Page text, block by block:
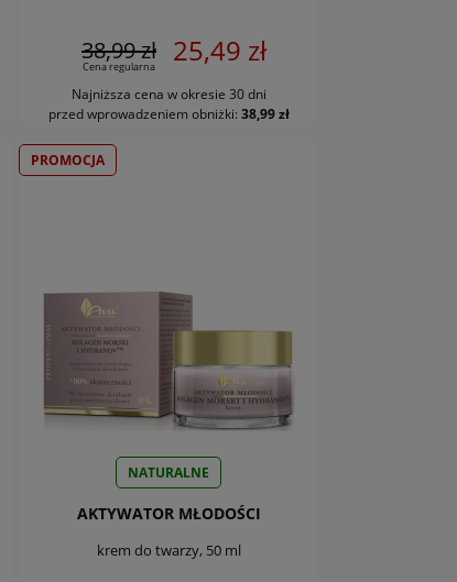
38,99 zł
Cena regularna 25,49 zł
Najniższa cena w okresie 30 dni
przed wprowadzeniem obniżki: 38,99 zł
DO KOSZYKA
NATURALNE
AKTYWATOR MŁODOŚCI
krem do twarzy, 50 ml
PROMOCJA